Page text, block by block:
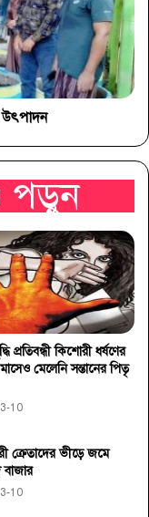
উৎপাদন
পড়ুন
প্রতিবন্ধী কিশোরী ধর্ষণের
মেলেনি সন্তানের পিতৃ
10
ক্রেতাদের ভীড়ে জমে
10